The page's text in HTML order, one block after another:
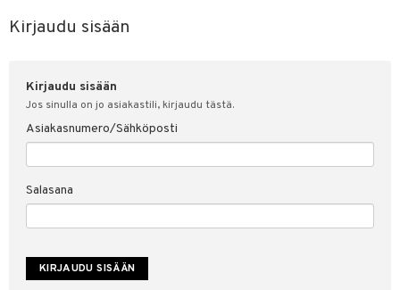
Luontaistuotteet
Fitness
Koti & Sisustus
Lelut, Lapsi & Vauva
Tuotemerkkejä
Kirjaudu sisään
Kirjaudu sisään
Jos sinulla on jo asiakastili, kirjaudu tästä.
Asiakasnumero/Sähköposti
Salasana
& vastauksia
myyntiehdot
suojaus